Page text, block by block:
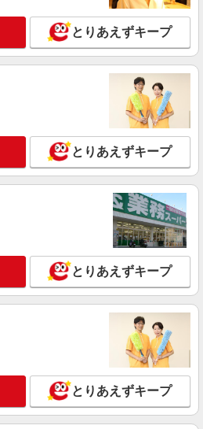
式会社 20522_p
アルバイト・パート】
試用期間中 時給1,400円以上
ニック東京汐留ビル （東京都港区東新
社ビル内14F）
詳細を見る
式会社 22052_p
ースタッフ【アルバイト・パート】
途支給します。
本社パントリー （東京都港区港南１－
ー本社ビル１２階）
詳細を見る
式会社 21854_p
【アルバイト・パート】
試用期間中 時給1,600円以上
た場合、残業代を1
とりあえずキープ
とりあえずキープ
とりあえずキープ
とりあえずキープ